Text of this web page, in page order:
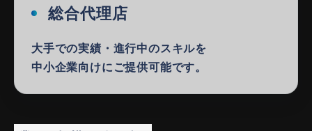
総合代理店
大手での実績・進行中のスキルを
中小企業向けにご提供可能です。